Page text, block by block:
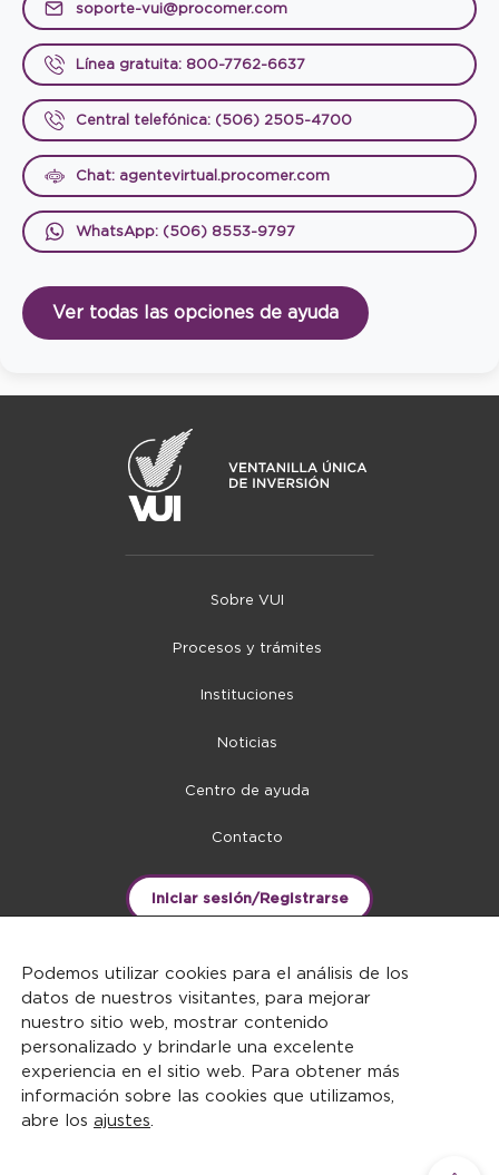
soporte-vui@procomer.com
Línea gratuita: 800-7762-6637
Central telefónica: (506) 2505-4700
Chat: agentevirtual.procomer.com
WhatsApp: (506) 8553-9797
Ver todas las opciones de ayuda
Sobre VUI
Procesos y trámites
Instituciones
Noticias
Centro de ayuda
Contacto
Iniciar sesión/Registrarse
DERECHOS RESERVADOS ©2026
Podemos utilizar cookies para el análisis de los
datos de nuestros visitantes, para mejorar
nuestro sitio web, mostrar contenido
personalizado y brindarle una excelente
experiencia en el sitio web. Para obtener más
información sobre las cookies que utilizamos,
abre los ajustes.